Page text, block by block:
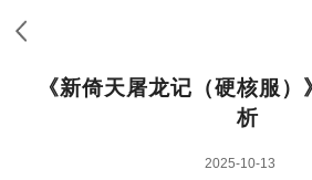
《新倚天屠龙记（硬核服
析
2025-10-13